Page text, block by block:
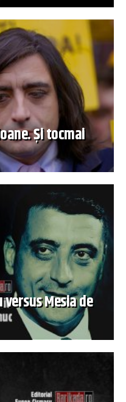
Și tocmai
Mesia de